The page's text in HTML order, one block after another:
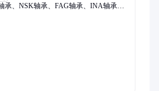
承、NSK轴承、FAG轴承、INA轴承、
轴承、ZWZ轴承、HRB轴承、不锈